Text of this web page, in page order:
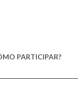
PARTICIPAR?